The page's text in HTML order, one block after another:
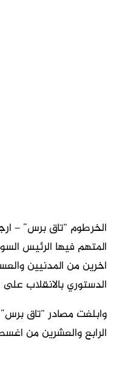
الخرطوم “تاق برس” –
اخرين من المدنيين
الدستوري بالانقلاب على
وابلغت مصادر “تاق
الرابع والعشرين من